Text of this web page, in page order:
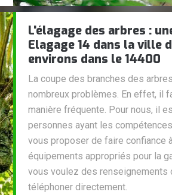
L'élagage des arbres :
Elagage 14 dans la ville
environs dans le 14400
La coupe des branches des
nombreux problèmes. En effet, il
manière fréquente. Pour nous, il
personnes ayant les
vous proposer de faire confiance
équipements appropriés pour la
vous voulez des renseignements
téléphoner directement.